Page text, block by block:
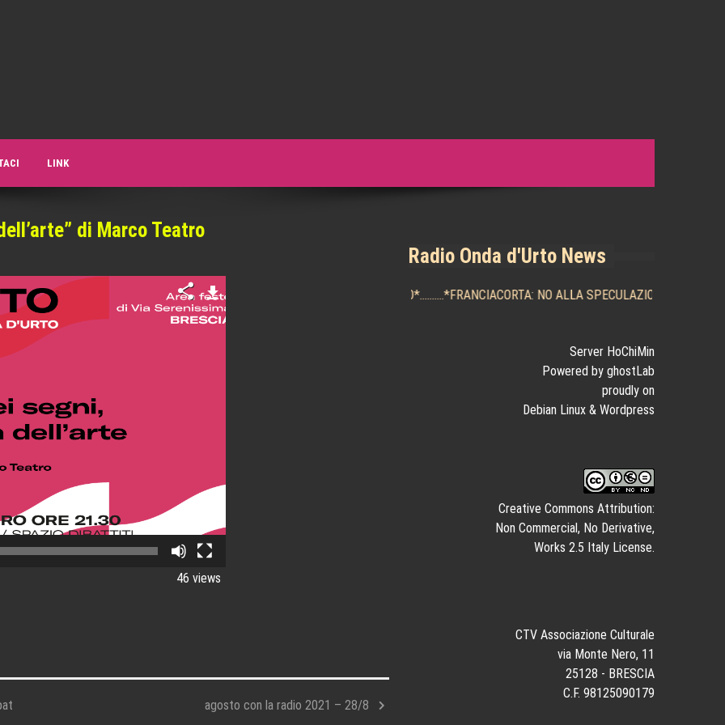
LINK
di Marco Teatro
46 views
agosto con la radio 2021 – 28/8
Radio Onda d'Urto News
E TERRITORIALI DA BOLOGNA, MONTECCHIO E CASTELNUOVO SOTTO *..........*FRANCIACORTA: NO ALLA SPECULAZIONE E LA
Server HoChiMin
Powered by ghostLab
proudly on
Debian Linux& Wordpress
Creative Commons Attribution:
Non Commercial, No Derivative,
Works 2.5 Italy License.
CTV Associazione Culturale
via Monte Nero, 11
25128 - BRESCIA
C.F. 98125090179